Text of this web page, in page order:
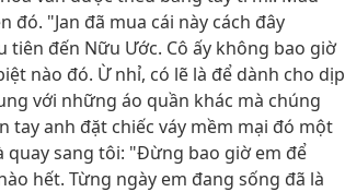
"Jan đã mua cái này cách đây
tiên đến Nữu Ước. Cô ấy không bao giờ
nào đó. Ừ nhỉ, có lẽ là để dành cho dịp
với những áo quần khác mà chúng
tay anh đặt chiếc váy mềm mại đó một
quay sang tôi: "Đừng bao giờ em để
hết. Từng ngày em đang sống đã là